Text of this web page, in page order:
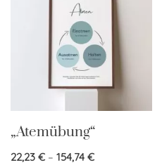
„Atemübung“
22,23 € – 154,74 €